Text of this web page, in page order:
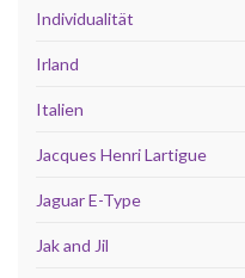
Individualität
Irland
Italien
Jacques Henri Lartigue
Jaguar E-Type
Jak and Jil